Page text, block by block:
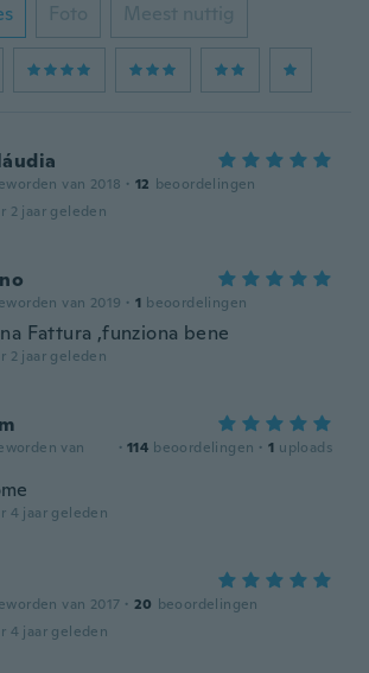
Foto Meest nuttig
van 2018 · 12 beoordelingen
2 jaar geleden
van 2019 · 1 beoordelingen
Fattura ,funziona bene
2 jaar geleden
van
· 114 beoordelingen · 1 uploads
4 jaar geleden
van 2017 · 20 beoordelingen
4 jaar geleden